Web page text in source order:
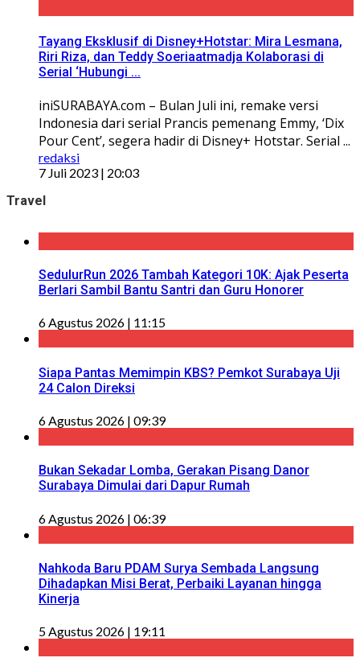
Tayang Eksklusif di Disney+Hotstar: Mira Lesmana,
Riri Riza, dan Teddy Soeriaatmadja Kolaborasi di
Serial ‘Hubungi ...
iniSURABAYA.com – Bulan Juli ini, remake versi
Indonesia dari serial Prancis pemenang Emmy, ‘Dix
Pour Cent’, segera hadir di Disney+ Hotstar. Serial ...
redaksi
7 Juli 2023 | 20:03
Travel
SedulurRun 2026 Tambah Kategori 10K: Ajak Peserta
Berlari Sambil Bantu Santri dan Guru Honorer
6 Agustus 2026 | 11:15
Siapa Pantas Memimpin KBS? Pemkot Surabaya Uji
24 Calon Direksi
6 Agustus 2026 | 09:39
Bukan Sekadar Lomba, Gerakan Pisang Danor
Surabaya Dimulai dari Dapur Rumah
6 Agustus 2026 | 06:39
Nahkoda Baru PDAM Surya Sembada Langsung
Dihadapkan Misi Berat, Perbaiki Layanan hingga
Kinerja
5 Agustus 2026 | 19:11